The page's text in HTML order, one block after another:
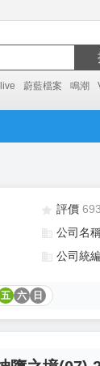
蔚藍檔案 鳴潮
評價
公司名
公司統
五 六 日